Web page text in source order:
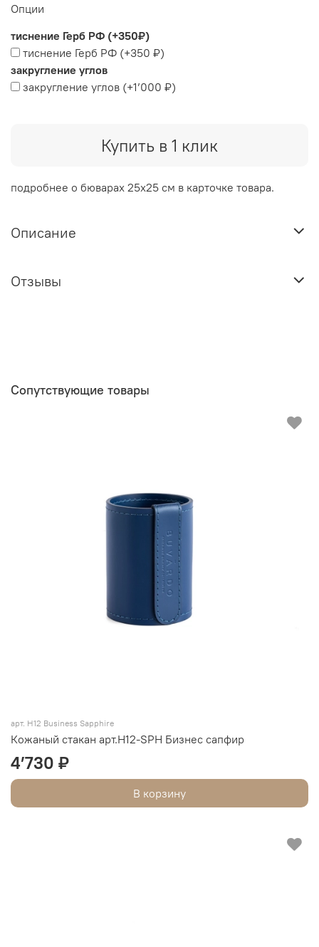
Купить в 1 клик
Опции
тиснение Герб РФ (+350₽)
тиснение Герб РФ (+350 ₽)
закругление углов
закругление углов (+1’000 ₽)
подробнее о бюварах 25х25 см в карточке товара.
Описание
Отзывы
Сопутствующие товары
арт. Н12 Business Sapphire
Кожаный стакан арт.Н12-SPH Бизнес сапфир
4’730 ₽
В корзину